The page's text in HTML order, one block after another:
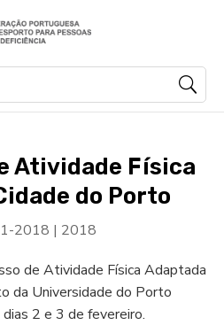
Atividade Física
do Porto
2018 | 2018
de Atividade Física Adaptada
da Universidade do Porto
2 e 3 de fevereiro.